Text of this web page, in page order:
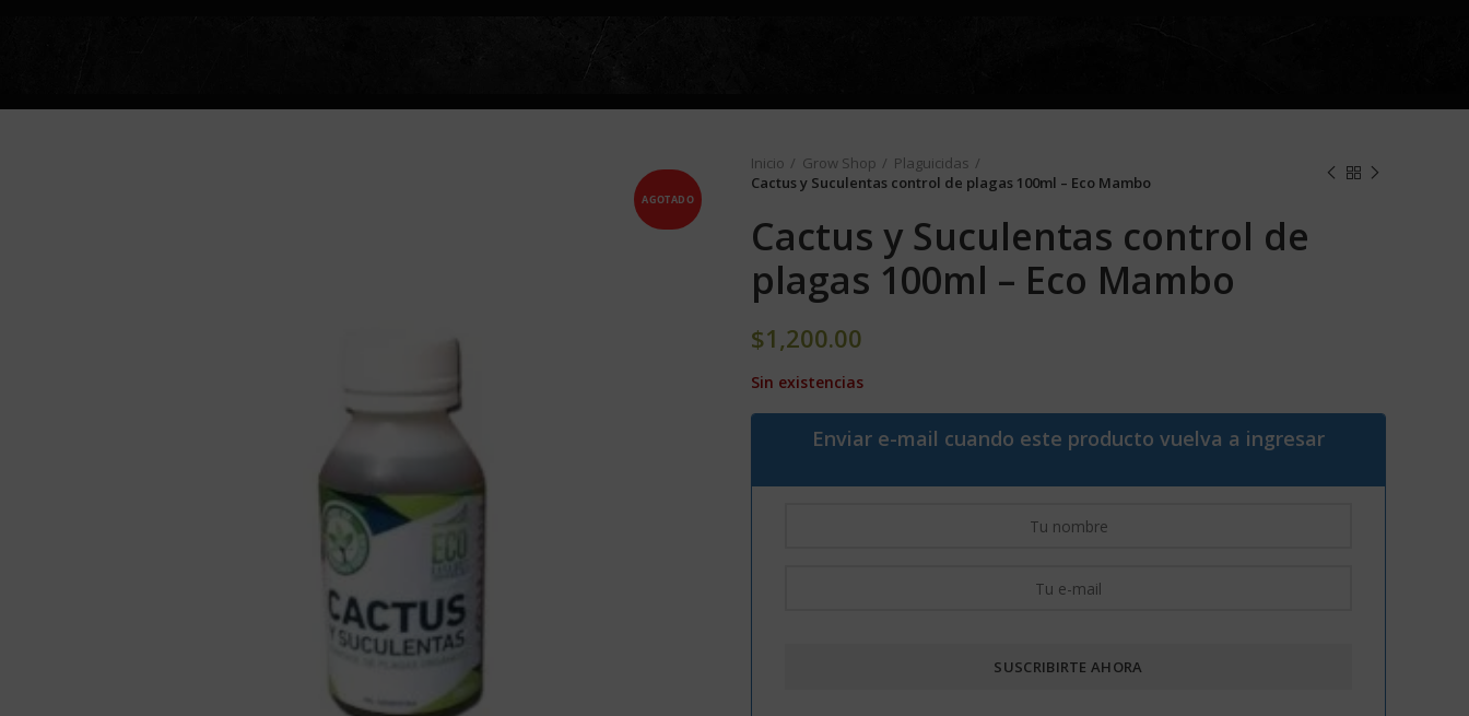
AGOTADO
Inicio Grow Shop
Plaguicidas
Cactus y Suculentas control de plagas 100ml – Eco Mambo
Cactus y Suculentas control de
plagas 100ml – Eco Mambo
$1,200.00
Sin existencias
Enviar e-mail cuando este producto vuelva a ingresar